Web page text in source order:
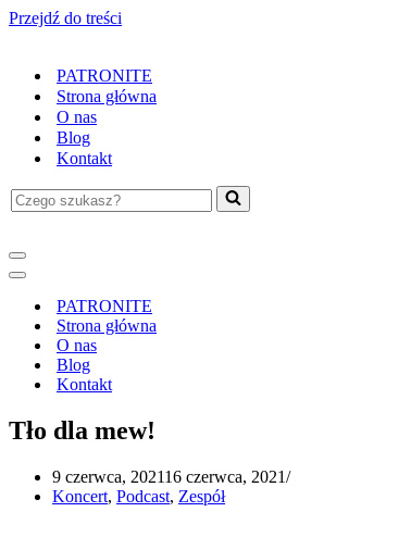
Przejdź do treści
PATRONITE
Strona główna
O nas
Blog
Kontakt
Szukaj...
Menu
nawigacji
Menu
nawigacjiPATRONITE
Strona główna
O nas
Blog
Kontakt
Tło dla mew!
9 czerwca, 202116 czerwca, 2021
Koncert, Podcast, Zespół